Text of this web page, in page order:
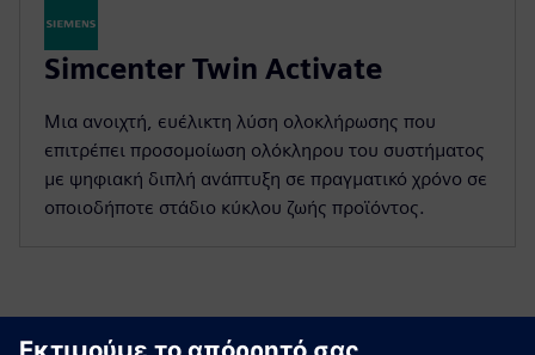
Simcenter Twin Activate
Μια ανοιχτή, ευέλικτη λύση ολοκλήρωσης που
επιτρέπει προσομοίωση ολόκληρου του συστήματος
με ψηφιακή διπλή ανάπτυξη σε πραγματικό χρόνο σε
οποιοδήποτε στάδιο κύκλου ζωής προϊόντος.